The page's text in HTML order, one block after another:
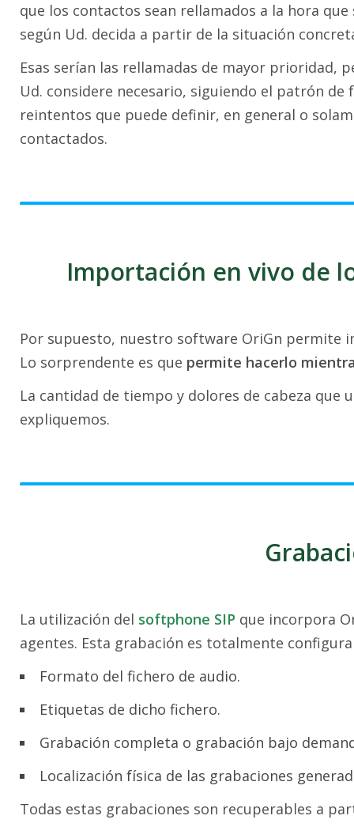
que los contactos sean rellamados a la hora
según Ud. decida a partir de la situación
Esas serían las rellamadas de mayor prioridad,
Ud. considere necesario, siguiendo el patrón
reintentos que puede definir, en general o
contactados.
Importación en vivo de
Por supuesto, nuestro software OriGn permite
Lo sorprendente es que permite hacerlo
La cantidad de tiempo y dolores de cabeza que
expliquemos.
La utilización del softphone SIP que incorpora
agentes. Esta grabación es totalmente
Formato del fichero de audio.
Etiquetas de dicho fichero.
Grabación completa o grabación bajo
Localización física de las grabaciones
Todas estas grabaciones son recuperables a